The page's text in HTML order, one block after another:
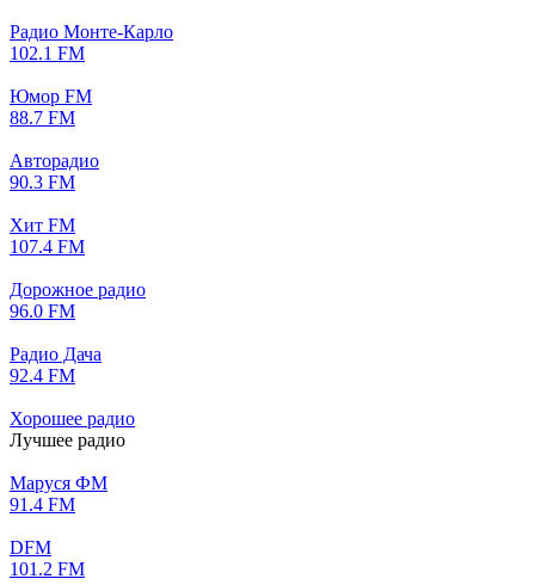
Радио Монте-Карло
102.1 FM
Юмор FM
88.7 FM
Авторадио
90.3 FM
Хит FM
107.4 FM
Дорожное радио
96.0 FM
Радио Дача
92.4 FM
Хорошее радио
Лучшее радио
Маруся ФМ
91.4 FM
DFM
101.2 FM